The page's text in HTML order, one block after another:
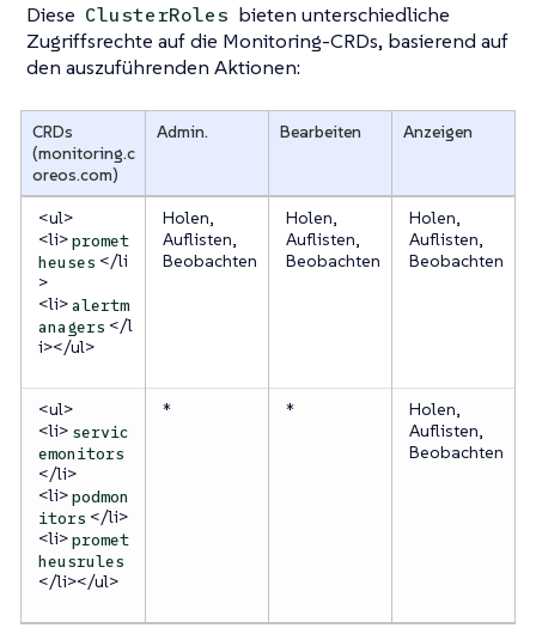
Diese ClusterRoles bieten unterschiedliche
Zugriffsrechte auf die Monitoring-CRDs, basierend auf
den auszuführenden Aktionen:
CRDs
(monitoring.c
oreos.com)
Admin. Bearbeiten Anzeigen
<ul>
<li> promet
heuses </li
>
<li> alertm
anagers </l
i></ul>
Holen,
Auflisten,
Beobachten
Holen,
Auflisten,
Beobachten
Holen,
Auflisten,
Beobachten
<ul>
<li> servic
emonitors
</li>
<li> podmon
itors </li>
<li> promet
heusrules
</li></ul>
* *
Holen,
Auflisten,
Beobachten